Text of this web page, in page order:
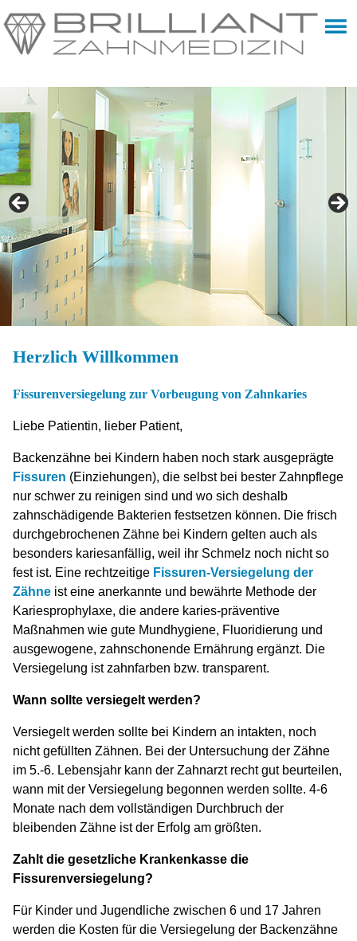
Herzlich Willkommen
Fissurenversiegelung zur Vorbeugung von Zahnkaries
Liebe Patientin, lieber Patient,
Backenzähne bei Kindern haben noch stark ausgeprägte
Fissuren (Einziehungen), die selbst bei bester Zahnpflege
nur schwer zu reinigen sind und wo sich deshalb
zahnschädigende Bakterien festsetzen können. Die frisch
durchgebrochenen Zähne bei Kindern gelten auch als
besonders kariesanfällig, weil ihr Schmelz noch nicht so
fest ist. Eine rechtzeitige Fissuren-Versiegelung der
Zähne ist eine anerkannte und bewährte Methode der
Kariesprophylaxe, die andere karies-präventive
Maßnahmen wie gute Mundhygiene, Fluoridierung und
ausgewogene, zahnschonende Ernährung ergänzt. Die
Versiegelung ist zahnfarben bzw. transparent.
Wann sollte versiegelt werden?
Versiegelt werden sollte bei Kindern an intakten, noch
nicht gefüllten Zähnen. Bei der Untersuchung der Zähne
im 5.-6. Lebensjahr kann der Zahnarzt recht gut beurteilen,
wann mit der Versiegelung begonnen werden sollte. 4-6
Monate nach dem vollständigen Durchbruch der
bleibenden Zähne ist der Erfolg am größten.
Zahlt die gesetzliche Krankenkasse die
Fissurenversiegelung?
Für Kinder und Jugendliche zwischen 6 und 17 Jahren
werden die Kosten für die Versiegelung der Backenzähne